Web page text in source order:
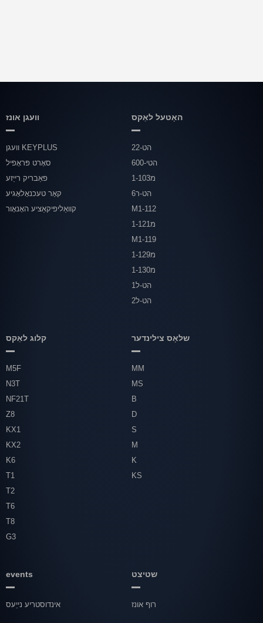
וועגן אונז
וועגן KEYPLUS
סאָרט פּראָפיל
פאַבריק רייַזע
קאָר טעכנאָלאָגיע
קוואַליפיקאַציע האָנאָור
האָטעל לאַקס
הט-22
הטי-600
מ1-103
הט-ר6
M1-112
מ1-121
M1-119
מ1-129
מ1-130
הט-ל1
הט-ל2
קלוג לאַקס
M5F
N3T
NF21T
Z8
KX1
KX2
K6
T1
T2
T6
T8
G3
שלאָס צילינדער
MM
MS
B
D
S
M
K
KS
events
אינדוסטריע נייַעס
שטיצט
רוף אונז